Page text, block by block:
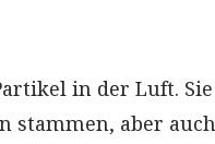
in der Luft. Sie
stammen, aber